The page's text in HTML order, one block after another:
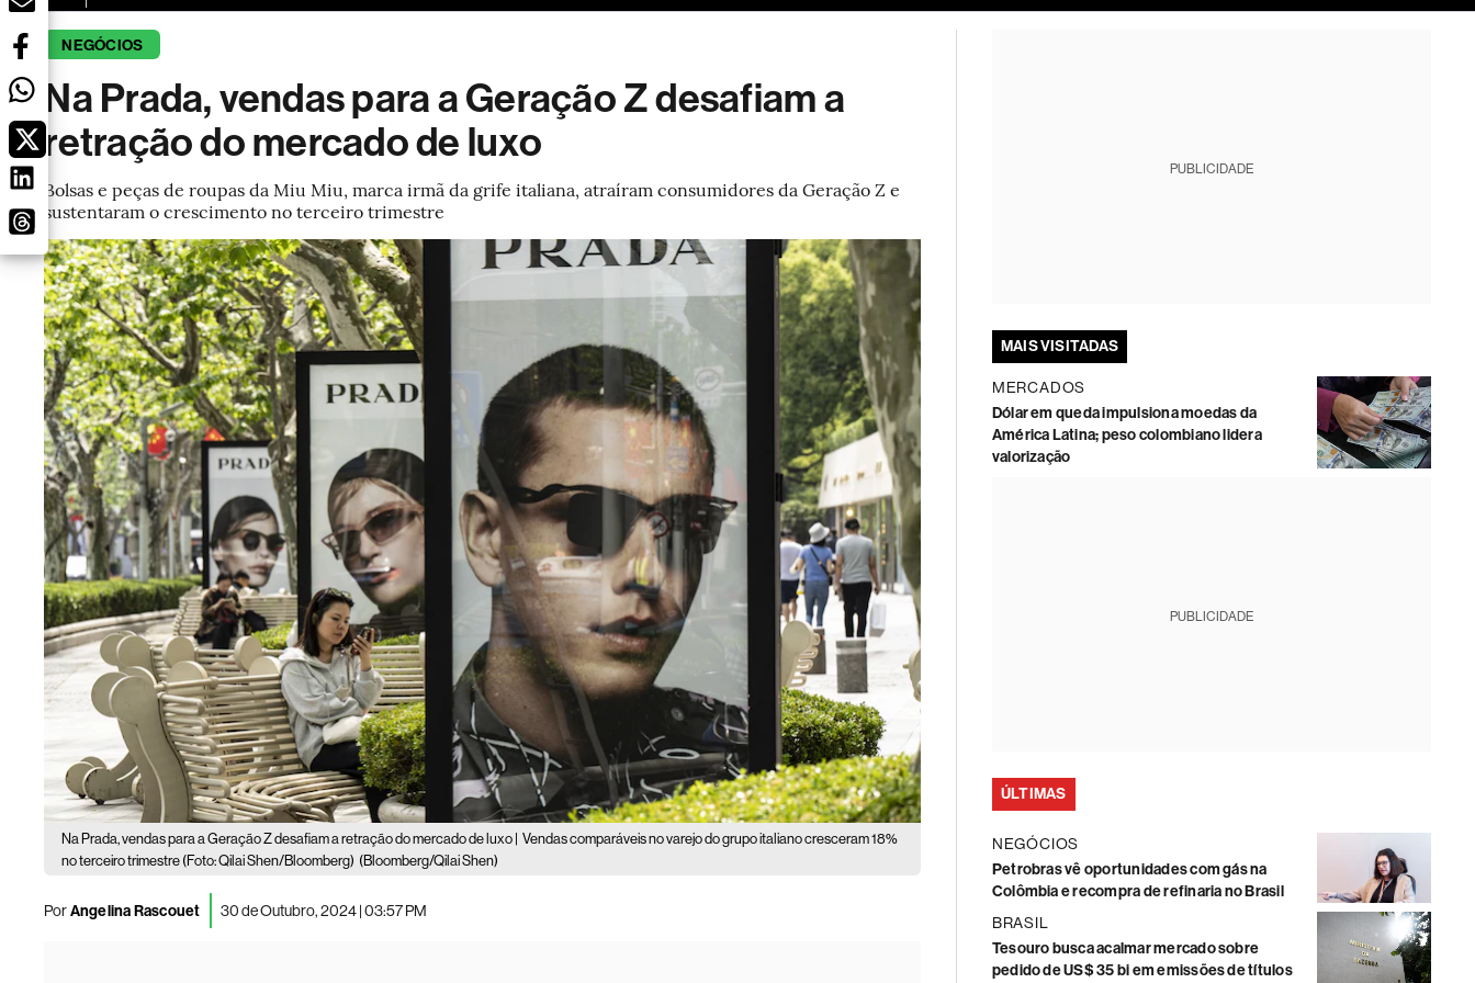
NEGÓCIOS
Na Prada, vendas para a Geração Z desafiam a
retração do mercado de luxo
Bolsas e peças de roupas da Miu Miu, marca irmã da grife italiana, atraíram consumidores da Geração Z e
sustentaram o crescimento no terceiro trimestre
Na Prada, vendas para a Geração Z desafiam a retração do mercado de luxo |
Vendas comparáveis no varejo do grupo italiano cresceram 18%
no terceiro trimestre (Foto: Qilai Shen/Bloomberg) (Bloomberg/Qilai Shen)
PorAngelina Rascouet 30 de Outubro, 2024 | 03:57 PM
PUBLICIDADE
MAIS VISITADAS
MERCADOS
Dólar em queda impulsiona moedas da
América Latina; peso colombiano lidera
valorização
PUBLICIDADE
ÚLTIMAS
NEGÓCIOS
Petrobras vê oportunidades com gás na
Colômbia e recompra de refinaria no Brasil
BRASIL
Tesouro busca acalmar mercado sobre
pedido de US$ 35 bi em emissões de títulos